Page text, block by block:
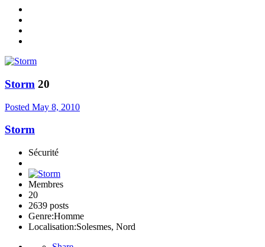
Storm 20
Posted May 8, 2010
Storm
Sécurité
Membres
20
2639 posts
Genre:Homme
Localisation:Solesmes, Nord